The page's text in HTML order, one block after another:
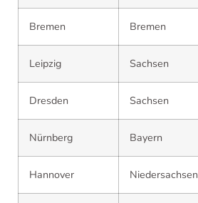
Bremen Bremen
Leipzig Sachsen
Dresden Sachsen
Nürnberg Bayern
Hannover Niedersachsen